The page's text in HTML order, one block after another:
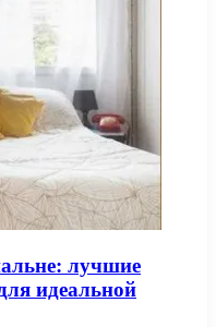
лучшие
идеальной